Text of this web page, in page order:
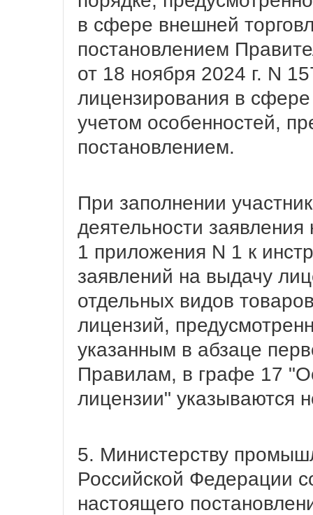
в сфере внешней
постановлением
от 18 ноября 2024 г. N
лицензирования в
учетом особенностей,
постановлением.
При заполнении
деятельности
1 приложения N 1 к
заявлений на выдачу
отдельных видов
лицензий,
указанным в абзаце
Правилам, в графе 17
лицензии" указываются
5. Министерству
Российской Федерации
настоящего